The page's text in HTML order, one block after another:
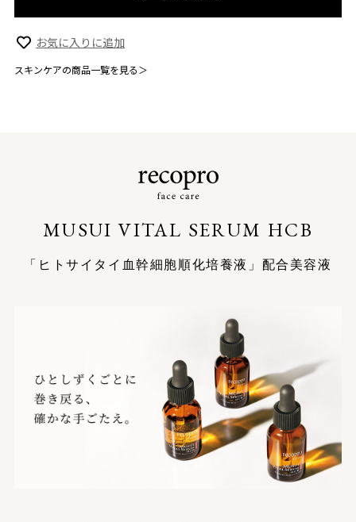
お気に入りに追加
スキンケアの商品一覧を見る＞
MUSUI VITAL SERUM HCB
「ヒトサイタイ血幹細胞順化培養液」配合美容液